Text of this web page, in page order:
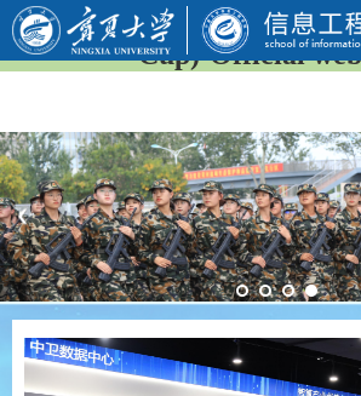
2026年国际足联世界杯
Cup)-Official
Previous